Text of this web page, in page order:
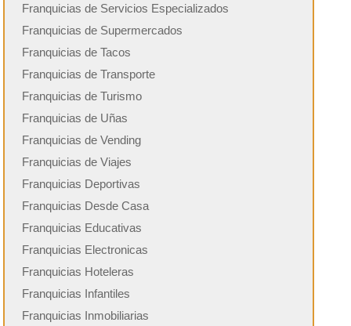
Franquicias de Servicios Especializados
Franquicias de Supermercados
Franquicias de Tacos
Franquicias de Transporte
Franquicias de Turismo
Franquicias de Uñas
Franquicias de Vending
Franquicias de Viajes
Franquicias Deportivas
Franquicias Desde Casa
Franquicias Educativas
Franquicias Electronicas
Franquicias Hoteleras
Franquicias Infantiles
Franquicias Inmobiliarias